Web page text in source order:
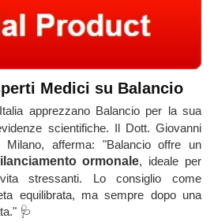
Medici su Balancio
apprezzano Balancio per la sua
scientifiche. Il Dott. Giovanni
Milano, afferma: "Balancio offre un
ormonale, ideale per
stressanti. Lo consiglio come
equilibrata, ma sempre dopo una
🩺